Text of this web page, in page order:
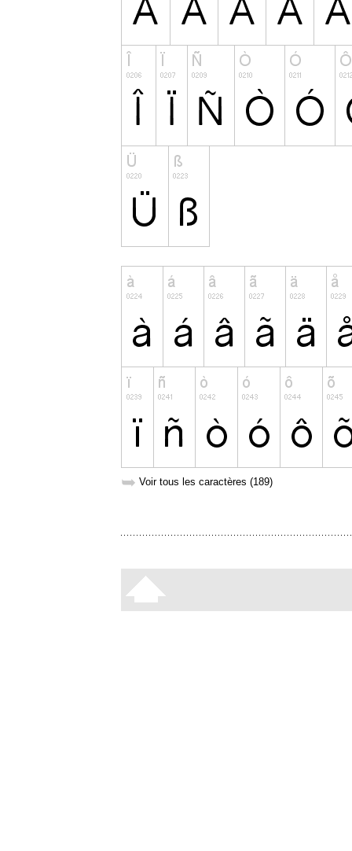
➥ Voir tous les caractères (189)